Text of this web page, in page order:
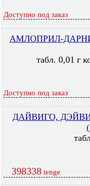
Доступно под заказ
АМЛОПРИЛ-
табл. 0,01 г
Доступно под заказ
ДАЙВИГО,
398338 tenge